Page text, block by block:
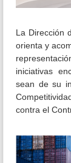
La Dirección
orienta y
iniciativas
sean de su
contra el